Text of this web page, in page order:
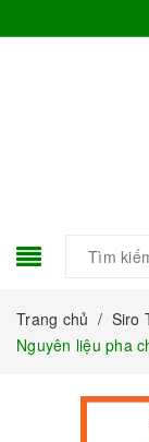
Trang chủ / Siro
Nguyên liệu pha